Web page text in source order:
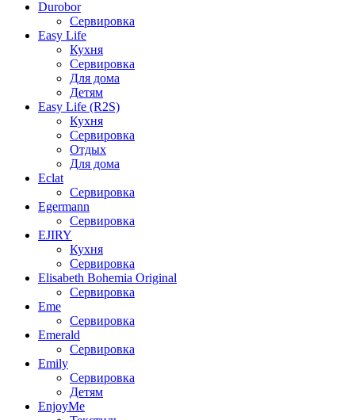
Durobor
Сервировка
Easy Life
Кухня
Сервировка
Для дома
Детям
Easy Life (R2S)
Кухня
Сервировка
Отдых
Для дома
Eclat
Сервировка
Egermann
Сервировка
EJIRY
Кухня
Сервировка
Elisabeth Bohemia Original
Сервировка
Eme
Сервировка
Emerald
Сервировка
Emily
Сервировка
Детям
EnjoyMe